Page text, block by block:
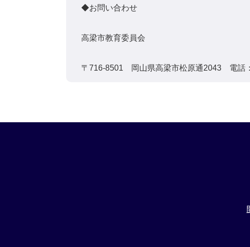
◆お問い合わせ
高梁市教育委員会
〒716-8501 岡山県高梁市松原通2043 電話